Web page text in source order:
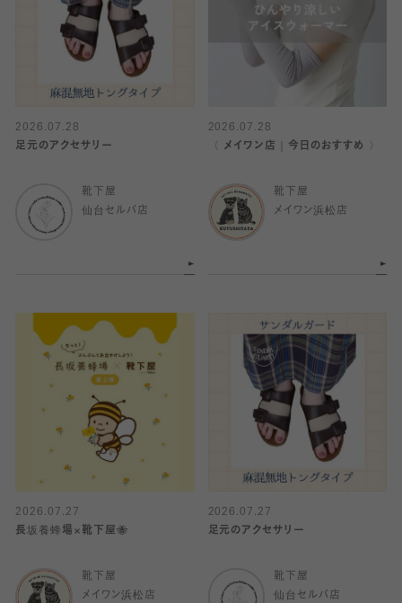
2026.07.28
足元のアクセサリー
靴下屋
仙台セルバ店
2026.07.28
〈 メイワン店｜今日のおすすめ 〉
靴下屋
メイワン浜松店
2026.07.27
長坂養蜂場×靴下屋🐝
靴下屋
メイワン浜松店
2026.07.27
足元のアクセサリー
靴下屋
仙台セルバ店